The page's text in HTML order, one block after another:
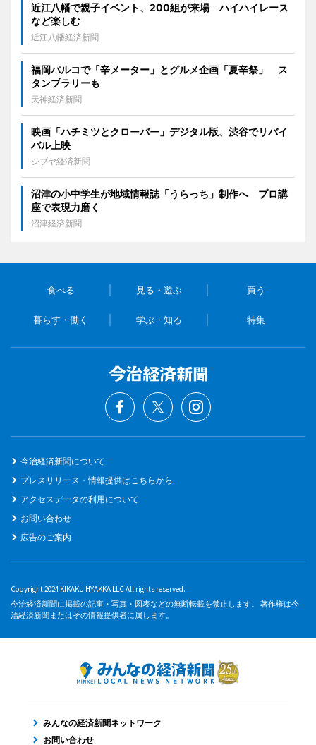
近江八幡で親子イベント、200組が来場 ハイハイレース
など楽しむ
近江八幡経済新聞
福岡パルコで「辛メーター」とグルメ企画「夏辛祭」 ス
タンプラリーも
天神経済新聞
映画「ハチミツとクローバー」デジタル版、渋谷でリバイ
バル上映
シブヤ経済新聞
沼津の小中学生が地域情報誌「うらっち」制作へ プロ講
座で表現力磨く
沼津経済新聞
食べる 見る・遊ぶ 買う
暮らす・働く 学ぶ・知る 特集
今治経済新聞について
プレスリリース・情報提供はこちらから
アクセスデータの利用について
お問い合わせ
広告のご案内
Copyright 2024 KIKAKU HYAKKA LLC All rights reserved.
今治経済新聞に掲載の記事・写真・図表などの無断転載を禁止します。 著作権は今
治経済新聞またはその情報提供者に属します。
みんなの経済新聞ネットワーク
お問い合わせ